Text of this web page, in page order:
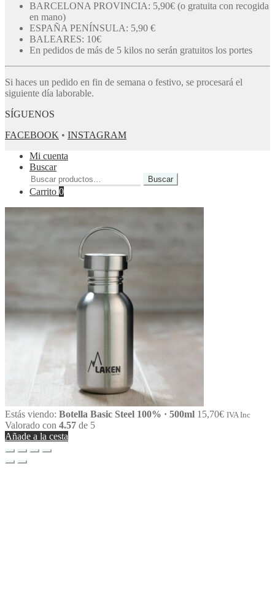
BARCELONA PROVINCIA: 5,90€ (o gratuita con recogida
en mano)
ESPAÑA PENÍNSULA: 5,90 €
BALEARES: 10€
En pedidos de más de 5 kilos no serán gratuitos los portes
Si haces un pedido en fin de semana o festivo, se procesará el
siguiente día laborable.
SÍGUENOS
FACEBOOK • INSTAGRAM
Mi cuenta
Buscar
Buscar
por:
Buscar
Carrito 0
Estás viendo: Botella Basic Steel 100% · 500ml 15,70€ IVA Inc
Valorado con 4.57 de 5
Añade a la cesta